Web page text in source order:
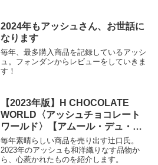
2024年もアッシュさん、お世話に
なります
毎年、最多購入商品を記録しているアッシ
ュ。フォンダンからレビューをしていきま
す！
【2023年版】H CHOCOLATE
WORLD〈アッシュチョコレート
ワールド〉【アムール・デュ・シ
ョコラ】
毎年素晴らしい商品を売り出す辻口氏。
2023年のアッシュも和洋織りなす品物か
ら、心惹かれたものを紹介します。